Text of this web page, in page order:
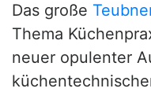
Das große
Thema
neuer opulenter